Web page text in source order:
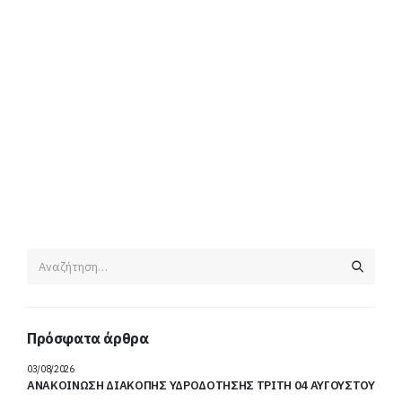
Πρόσφατα άρθρα
ΑΝΑΚΟΙΝΩΣΗ ΔΙΑΚΟΠΗΣ ΥΔΡΟΔΟΤΗΣΗΣ ΤΡΙΤΗ 04 ΑΥΓΟΥΣΤΟΥ
03/08/2026